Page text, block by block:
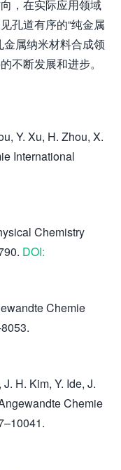
，在实际应用领域
孔道有序的“纯金属
属纳米材料合成领
不断发展和进步。
Y. Xu, H. Zhou, X.
International
Chemistry
DOI:
Chemie
H. Kim, Y. Ide, J.
Chemie